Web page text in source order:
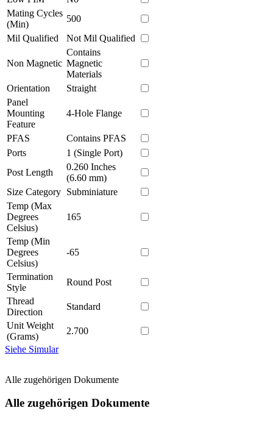
Mating Cycles
(Min)
500
Mil Qualified
Not Mil Qualified
Non Magnetic
Contains
Magnetic
Materials
Orientation
Straight
Panel
Mounting
Feature
4-Hole Flange
PFAS
Contains PFAS
Ports
1 (Single Port)
Post Length
0.260 Inches
(6.60 mm)
Size Category Subminiature
Temp (Max
Degrees
Celsius)
165
Temp (Min
Degrees
Celsius)
-65
Termination
Style
Round Post
Thread
Direction
Standard
Unit Weight
(Grams)
2.700
Siehe Simular
Alle zugehörigen Dokumente
Alle zugehörigen Dokumente